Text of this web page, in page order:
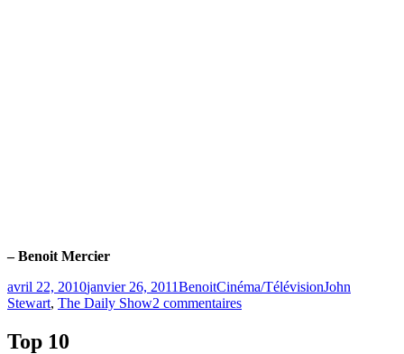
– Benoit Mercier
Publié
le
avril 22, 2010janvier 26, 2011BenoitCatégories
Cinéma/TélévisionÉtiquettes
John
Stewart, The Daily Show2 commentairessur
Top 10